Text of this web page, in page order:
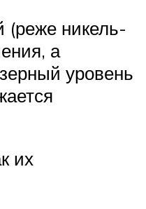
(реже никель-
а
уровень
их